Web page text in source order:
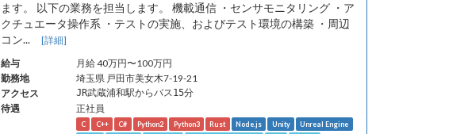
ます。 以下の業務を担当します。 機載通信 ・センサモニタリング ・ア
クチュエータ操作系 ・テストの実施、およびテスト環境の構築 ・周辺
コン... [詳細]
給与
月給 40万円〜100万円
勤務地
埼玉県 戸田市美女木7-19-21
アクセス
JR武蔵浦和駅からバス15分
待遇 正社員
C C++ C# Python2 Python3 Rust Node.js Unity
Unreal Engine